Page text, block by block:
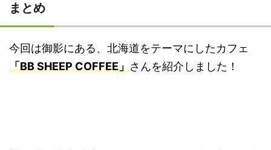
まとめ
今回は御影にある、北海道をテーマにしたカフェ
「BB SHEEP COFFEE」さんを紹介しました！